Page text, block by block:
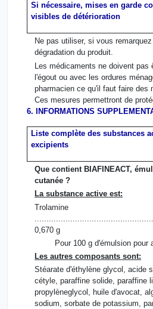
Si nécessaire, mises en garde
visibles de détérioration
Ne pas utiliser, si vous
dégradation du produit.
Les médicaments ne doivent pas
l'égout ou avec les ordures
pharmacien ce qu'il faut faire des
Ces mesures permettront de
6. INFORMATIONS
Liste complète des substances
excipients
Que contient BIAFINEACT,
cutanée ?
La substance active est:
Trolamine
0,670 g
Pour 100 g d'émulsion pour
Les autres composants sont:
Stéarate d'éthylène glycol, acide
cétyle, paraffine solide, paraffine
propylèneglycol, huile d'avocat,
sodium, sorbate de potassium,